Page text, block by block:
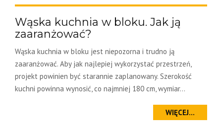
Wąska kuchnia w bloku. Jak ją
zaaranżować?
Wąska kuchnia w bloku jest niepozorna i trudno ją
zaaranżować. Aby jak najlepiej wykorzystać przestrzeń,
projekt powinien być starannie zaplanowany. Szerokość
kuchni powinna wynosić, co najmniej 180 cm, wymiar...
WIĘCEJ...